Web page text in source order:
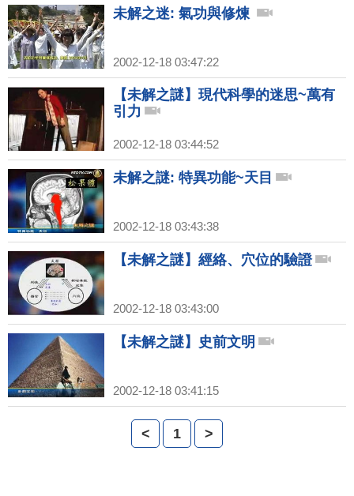
未解之迷: 氣功與修煉
2002-12-18 03:47:22
【未解之謎】現代科學的迷思~萬有
引力
2002-12-18 03:44:52
未解之謎: 特異功能~天目
2002-12-18 03:43:38
【未解之謎】經絡、穴位的驗證
2002-12-18 03:43:00
【未解之謎】史前文明
2002-12-18 03:41:15
< 1 >